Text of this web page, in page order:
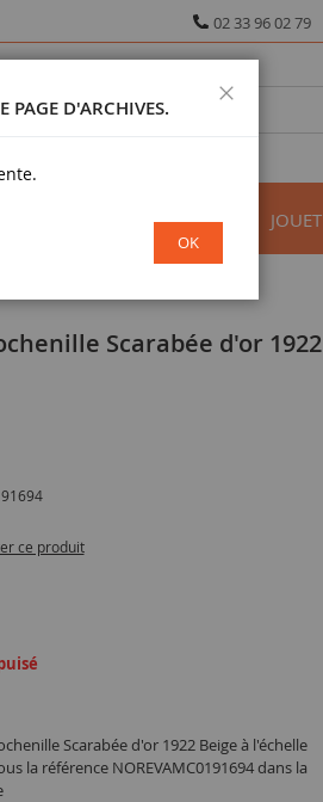
02 33 96 02 79
FIGURINE JOUET
ce produit
Scarabée d'or 1922 Beige à l'échelle
la référence NOREVAMC0191694 dans la
PAGE D'ARCHIVES.
OK